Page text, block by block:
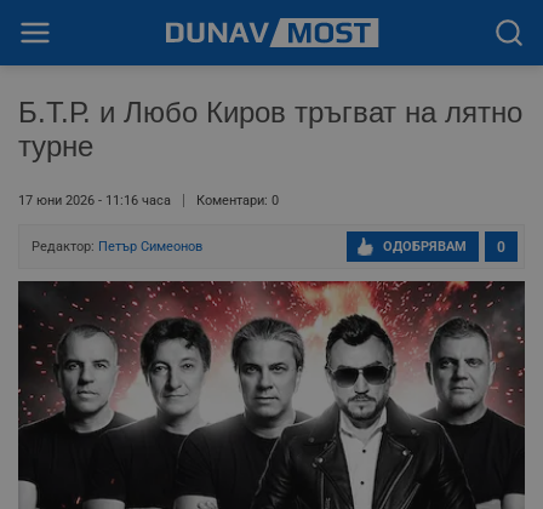
Б.Т.Р. и Любо Киров тръгват на лятно
турне
17 юни 2026 - 11:16 часа Коментари: 0
Редактор: Петър Симеонов 0
ОДОБРЯВАМ